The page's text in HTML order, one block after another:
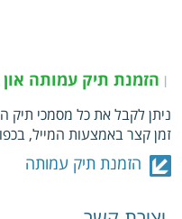
| הזמנת תיק עמותה און
ניתן לקבל את כל מסמכי תיק
זמן קצר באמצעות המייל,
הזמנת תיק עמותה